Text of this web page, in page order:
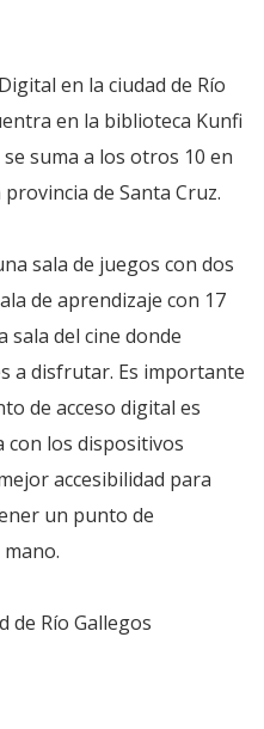
en la ciudad de Río
en la biblioteca Kunfi
suma a los otros 10 en
de Santa Cruz.
sala de juegos con dos
de aprendizaje con 17
sala del cine donde
a disfrutar. Es importante
de acceso digital es
los dispositivos
accesibilidad para
un punto de
de Río Gallegos